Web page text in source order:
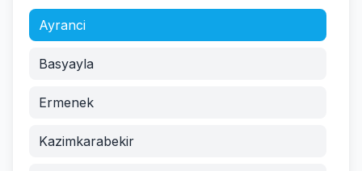
Ayranci
Basyayla
Ermenek
Kazimkarabekir